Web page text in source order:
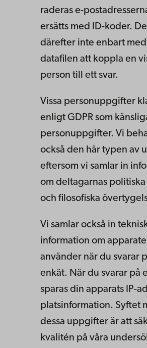
raderas e-
ersätts med ID-koder.
därefter inte enbart
datafilen att koppla en
person till ett svar.
Vissa personuppgifter
enligt GDPR som
personuppgifter. Vi
också den här typen av
eftersom vi samlar in
om deltagarnas
och filosofiska
Vi samlar också in
information om
använder när du svarar
enkät. När du svarar på
sparas din apparats IP-
platsinformation. Syftet
dessa uppgifter är att
kvalitén på våra